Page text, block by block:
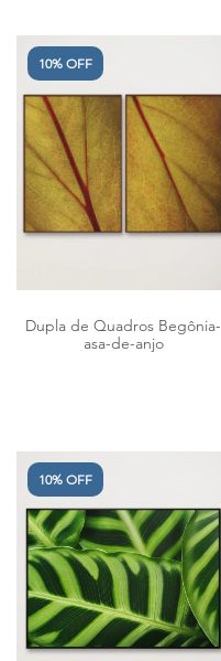
10% OFF
Dupla de Quadros Begônia-
asa-de-anjo
10% OFF